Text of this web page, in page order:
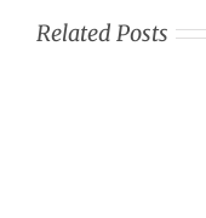
Related Posts